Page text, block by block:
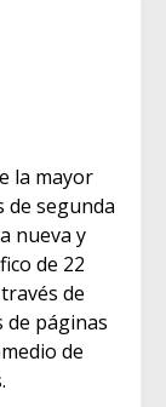
la mayor
segunda
nueva y
de 22
de
de páginas
de